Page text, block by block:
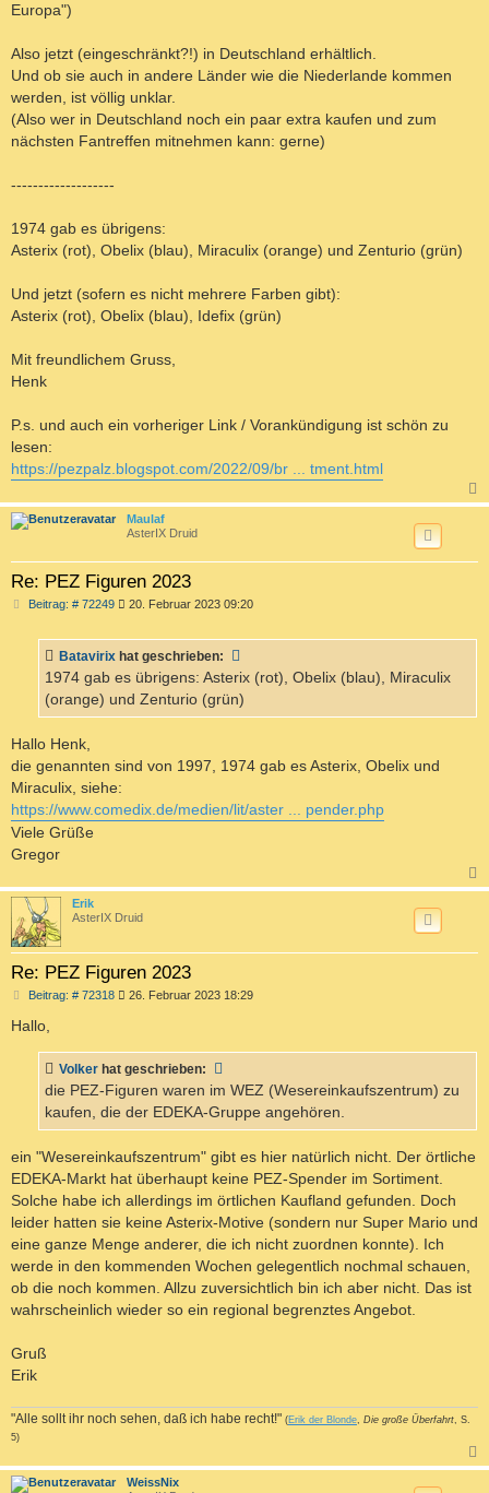
Europa")
Also jetzt (eingeschränkt?!) in Deutschland erhältlich.
Und ob sie auch in andere Länder wie die Niederlande kommen
werden, ist völlig unklar.
(Also wer in Deutschland noch ein paar extra kaufen und zum
nächsten Fantreffen mitnehmen kann: gerne)
-------------------
1974 gab es übrigens:
Asterix (rot), Obelix (blau), Miraculix (orange) und Zenturio (grün)
Und jetzt (sofern es nicht mehrere Farben gibt):
Asterix (rot), Obelix (blau), Idefix (grün)
Mit freundlichem Gruss,
Henk
P.s. und auch ein vorheriger Link / Vorankündigung ist schön zu
lesen:
https://pezpalz.blogspot.com/2022/09/br ... tment.html
a
Maulaf
AsterIX Druid
Re: PEZ Figuren 2023
Beitrag: # 72249B
r
a
20. Februar 2023 09:20
Batavirix hat geschrieben:
1974 gab es übrigens: Asterix (rot), Obelix (blau), Miraculix
(orange) und Zenturio (grün)
Hallo Henk,
die genannten sind von 1997, 1974 gab es Asterix, Obelix und
Miraculix, siehe:
https://www.comedix.de/medien/lit/aster ... pender.php
Viele Grüße
Gregor
a
Erik
AsterIX Druid
Re: PEZ Figuren 2023
Beitrag: # 72318B
r
a
26. Februar 2023 18:29
Hallo,
Volker hat geschrieben:
die PEZ-Figuren waren im WEZ (Wesereinkaufszentrum) zu
kaufen, die der EDEKA-Gruppe angehören.
ein "Wesereinkaufszentrum" gibt es hier natürlich nicht. Der örtliche
EDEKA-Markt hat überhaupt keine PEZ-Spender im Sortiment.
Solche habe ich allerdings im örtlichen Kaufland gefunden. Doch
leider hatten sie keine Asterix-Motive (sondern nur Super Mario und
eine ganze Menge anderer, die ich nicht zuordnen konnte). Ich
werde in den kommenden Wochen gelegentlich nochmal schauen,
ob die noch kommen. Allzu zuversichtlich bin ich aber nicht. Das ist
wahrscheinlich wieder so ein regional begrenztes Angebot.
Gruß
Erik
"Alle sollt ihr noch sehen, daß ich habe recht!" (Erik der Blonde, Die große Überfahrt, S.
5)
a
WeissNix